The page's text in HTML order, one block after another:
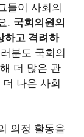
들이 사회의
. 국회의원의
하고 격려하
분도 국회의
더 많은 관
나은 사회
의정 활동을